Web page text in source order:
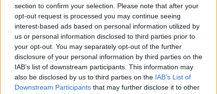
section to confirm your selection. Please note that after your
opt-out request is processed you may continue seeing
interest-based ads based on personal information utilized by
us or personal information disclosed to third parties prior to
your opt-out. You may separately opt-out of the further
disclosure of your personal information by third parties on the
IAB’s list of downstream participants. This information may
also be disclosed by us to third parties on the IAB’s List of
Downstream Participants that may further disclose it to other
Nissan prepara mudança histórica no
design
05/08/2026